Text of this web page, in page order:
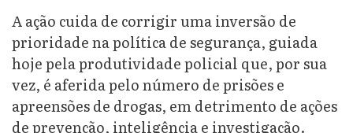
A ação cuida de corrigir uma inversão de
prioridade na política de segurança, guiada
hoje pela produtividade policial que, por sua
vez, é aferida pelo número de prisões e
apreensões de drogas, em detrimento de ações
de prevenção, inteligência e investigação.